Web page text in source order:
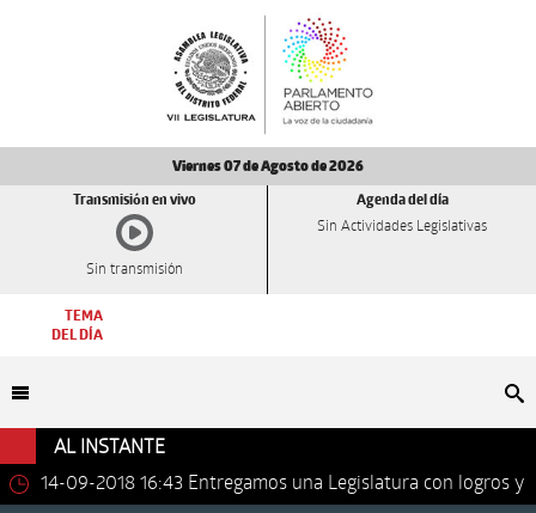
Viernes 07 de Agosto de 2026
Transmisión en vivo
Sin transmisión
Agenda del día
Sin Actividades Legislativas
TEMA
DEL DÍA
AL INSTANTE
14-09-2018 16:43 Entregamos una Legislatura con logros y